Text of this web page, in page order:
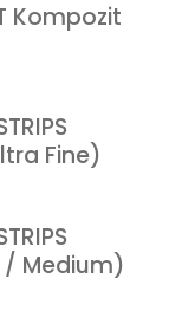
Kompozit
Fine)
/ Medium)